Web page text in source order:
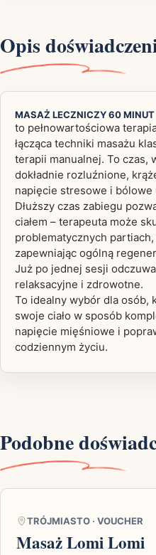
Opis
MASAŻ LECZNICZY 60 MINUT
to pełnowartościowa
łącząca techniki masażu
terapii manualnej. To czas,
dokładnie rozluźnione,
napięcie stresowe i bólowe
Dłuższy czas zabiegu
ciałem – terapeuta może
problematycznych
zapewniając ogólną
Już po jednej sesji
relaksacyjne i zdrowotne.
To idealny wybór dla osób,
swoje ciało w sposób
napięcie mięśniowe i
codziennym życiu.
Podobne
TRÓJMIASTO · VOUCHER
Masaż Lomi Lomi